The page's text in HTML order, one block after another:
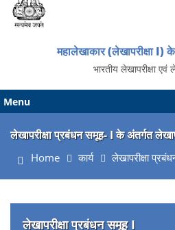
महालेखाकार (लेखापरीक्षा I)
भारतीय लेखापरीक्षा एवं
Menu
लेखापरीक्षा प्रबंधन समूह- I के अंतर्गत
Home कार्य लेखापरीक्षा
लेखापरीक्षा प्रबंधन समूह I